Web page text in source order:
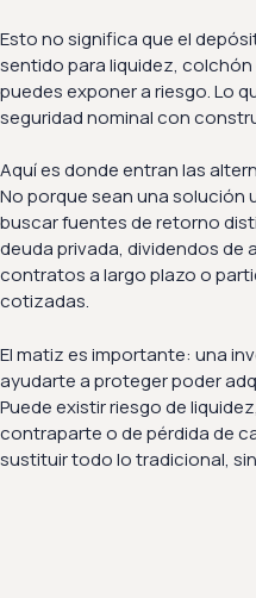
Esto no significa que el
sentido para liquidez,
puedes exponer a riesgo. Lo
seguridad nominal con
Aquí es donde entran las
No porque sean una solución
buscar fuentes de retorno
deuda privada, dividendos de
contratos a largo plazo o
cotizadas.
El matiz es importante: una
ayudarte a proteger poder
Puede existir riesgo de
contraparte o de pérdida de
sustituir todo lo tradicional,